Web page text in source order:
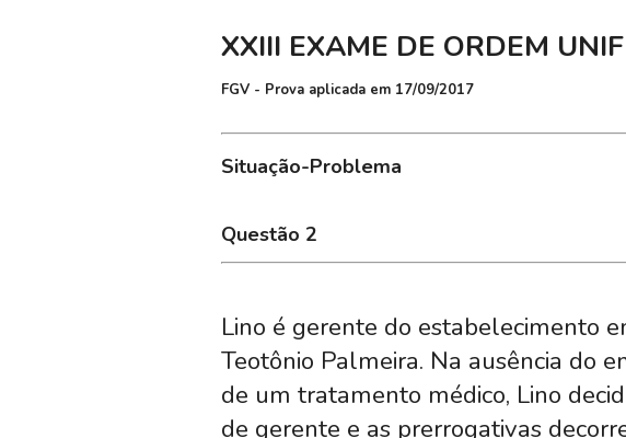
XXIII EXAME DE ORDEM
FGV - Prova aplicada em 17/09/2017
Situação-Problema
Questão 2
Lino é gerente do estabelecimento
Teotônio Palmeira. Na ausência do
de um tratamento médico, Lino
de gerente e as prerrogativas